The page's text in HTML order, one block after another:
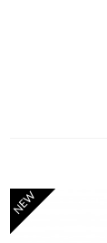
NEW